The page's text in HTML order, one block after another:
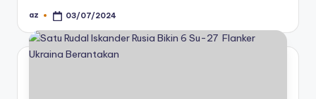
Posted
az 03/07/2024